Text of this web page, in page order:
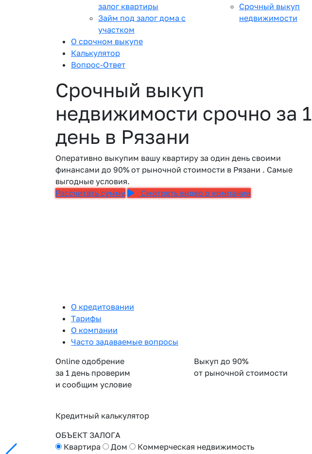
залог квартиры
Займ под залог дома с
участком
Срочный выкуп
недвижимости
О срочном выкупе
Калькулятор
Вопрос-Ответ
Срочный выкуп
недвижимости срочно за 1
день в Рязани
Оперативно выкупим вашу квартиру за один день своими
финансами до 90% от рыночной стоимости в Рязани . Самые
выгодные условия.
Рассчитать сумму
Смотреть видео о компании
О кредитовании
Тарифы
О компании
Часто задаваемые вопросы
Online одобрение
за 1 день проверим
и сообщим условие
Выкуп до 90%
от рыночной стоимости
Кредитный калькулятор
ОБЪЕКТ ЗАЛОГА
Квартира
Дом
Коммерческая недвижимость